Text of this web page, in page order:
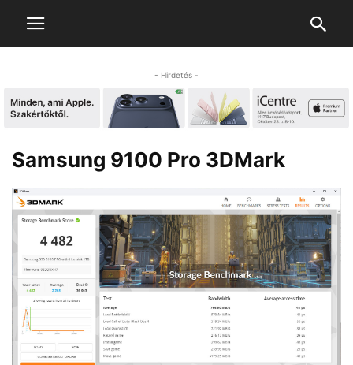
- Hirdetés -
Samsung 9100 Pro 3DMark